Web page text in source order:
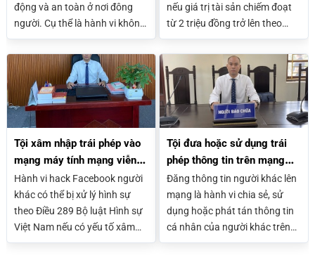
động và an toàn ở nơi đông
người. Cụ thể là hành vi không
chấp hành các quy định của
nhà nước trong việc đảm bảo
an toàn lao động, vệ sinh lao
động và an toàn ở nơi đông
người dẫn đến gây thiệt hại
cho tính mạng hoặc gây thiệt
hại nghiêm trọng cho sức
khoė, tài sản của người khác.
290 BLHS)
nếu giá trị tài sản chiếm đoạt
từ 2 triệu đồng trở lên theo
Điều 290 BLHS. Trường hợp
dưới 2 triệu vẫn có thể bị xử lý
nếu tái phạm, có tổ chức hoặc
gây ảnh hưởng xấu. Mức phạt
tù phụ thuộc vào số tiền và
mức độ vi phạm.
Tội xâm nhập trái phép vào
mạng máy tính mạng viễn
thông hoặc phương tiện
điện tử của người khác
(Điều 289 BLHS)
Hành vi hack Facebook người
khác có thể bị xử lý hình sự
theo Điều 289 Bộ luật Hình sự
Việt Nam nếu có yếu tố xâm
nhập trái phép hệ thống mạng,
Tội đưa hoặc sử dụng trái
phép thông tin trên mạng
máy tính mạng viễn thông
(Điều 288 BLHS)
Đăng thông tin người khác lên
mạng là hành vi chia sẻ, sử
dụng hoặc phát tán thông tin
cá nhân của người khác trên
internet như hình ảnh, số điện